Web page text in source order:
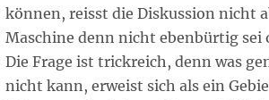
können, reisst die Diskussion nicht
Maschine denn nicht ebenbürtig sei
Die Frage ist trickreich, denn was
nicht kann, erweist sich als ein